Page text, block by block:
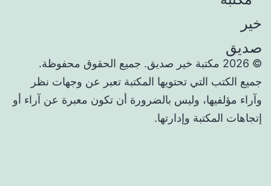
© 2026 مكتبة خير صديق. جميع الحقوق محفوظة.
جميع الكتب التي تحتويها المكتبة تعبر عن وجهات نظر
وآراء مؤلفيها، وليس بالضرورة أن تكون معبرة عن آراء أو
إتجاهات المكتبة وإدارتها.